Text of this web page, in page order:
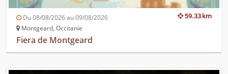
59.33 km
Du 08/08/2026 au 09/08/2026
Montgeard, Occitanie
Fiera de Montgeard